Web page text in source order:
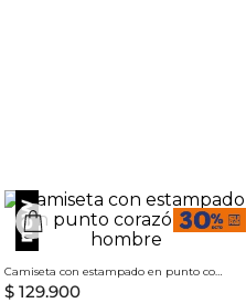
Camiseta con estampado en punto corazón para hombre
$ 129.900